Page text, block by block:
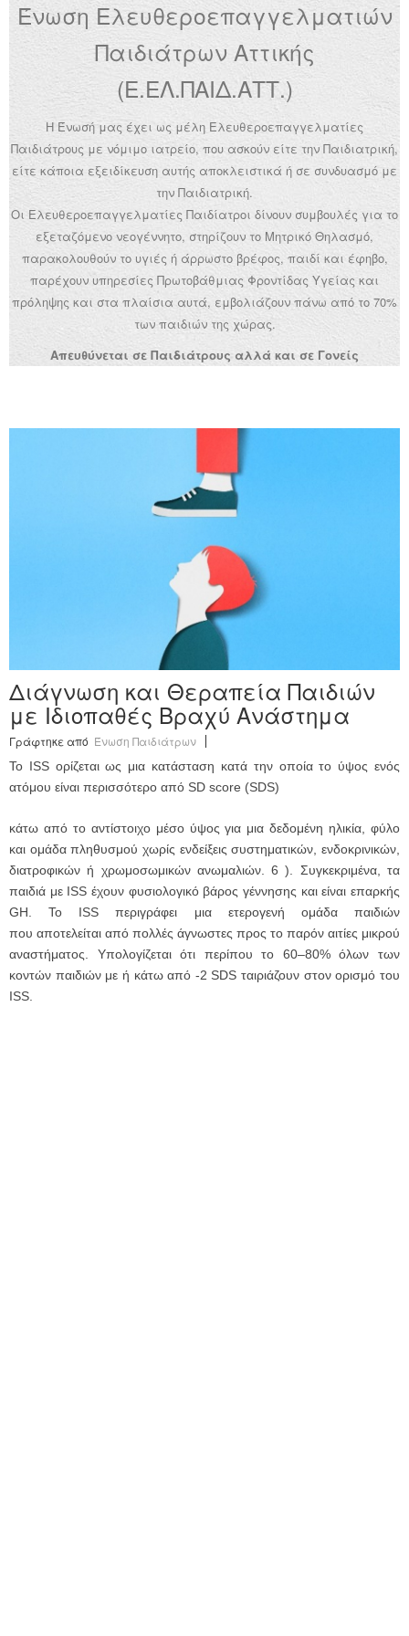
Ένωση Ελευθεροεπαγγελματιών
Παιδιάτρων Αττικής
(Ε.ΕΛ.ΠΑΙΔ.ΑΤΤ.)
Η Ένωσή μας έχει ως μέλη Ελευθεροεπαγγελματίες
Παιδιάτρους με νόμιμο ιατρείο, που ασκούν είτε την Παιδιατρική,
είτε κάποια εξειδίκευση αυτής αποκλειστικά ή σε συνδυασμό με
την Παιδιατρική.
Οι Ελευθεροεπαγγελματίες Παιδίατροι δίνουν συμβουλές για το
εξεταζόμενο νεογέννητο, στηρίζουν το Μητρικό Θηλασμό,
παρακολουθούν το υγιές ή άρρωστο βρέφος, παιδί και έφηβο,
παρέχουν υπηρεσίες Πρωτοβάθμιας Φροντίδας Υγείας και
πρόληψης και στα πλαίσια αυτά, εμβολιάζουν πάνω από το 70%
των παιδιών της χώρας.
Απευθύνεται σε Παιδιάτρους αλλά και σε Γονείς
Διάγνωση και Θεραπεία Παιδιών
με Ιδιοπαθές Βραχύ Ανάστημα
Γράφτηκε από Ένωση Παιδιάτρων
Το ISS ορίζεται ως μια κατάσταση κατά την οποία το ύψος ενός
ατόμου είναι περισσότερο από SD score (SDS)
κάτω από το αντίστοιχο μέσο ύψος για μια δεδομένη ηλικία, φύλο
και ομάδα πληθυσμού χωρίς ενδείξεις συστηματικών, ενδοκρινικών,
διατροφικών ή χρωμοσωμικών ανωμαλιών. 6 ). Συγκεκριμένα, τα
παιδιά με ISS έχουν φυσιολογικό βάρος γέννησης και είναι επαρκής
GH. Το ISS περιγράφει μια ετερογενή ομάδα παιδιών
που αποτελείται από πολλές άγνωστες προς το παρόν αιτίες μικρού
αναστήματος. Υπολογίζεται ότι περίπου το 60–80% όλων των
κοντών παιδιών με ή κάτω από -2 SDS ταιριάζουν στον ορισμό του
ISS.
Ανακοινώσεις
Εργαλεία για Παιδιάτρους
Χρήσιμα Links
Επεξεργασία Προφίλ